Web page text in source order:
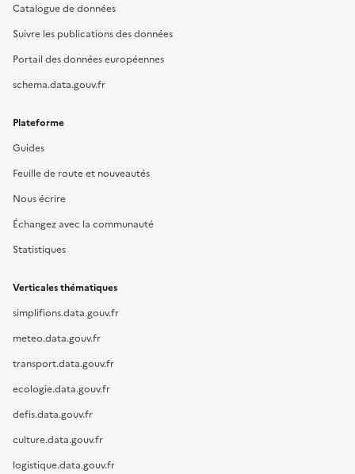
Catalogue de données
Suivre les publications des données
Portail des données européennes
schema.data.gouv.fr
Plateforme
Guides
Feuille de route et nouveautés
Nous écrire
Échangez avec la communauté
Statistiques
Verticales thématiques
simplifions.data.gouv.fr
meteo.data.gouv.fr
transport.data.gouv.fr
ecologie.data.gouv.fr
defis.data.gouv.fr
culture.data.gouv.fr
logistique.data.gouv.fr